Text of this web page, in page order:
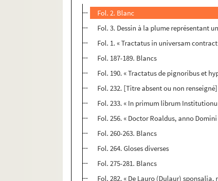
Fol. 2. Blanc
Fol. 3. Dessin à la plume représentant
Fol. 1. « Tractatus in universam
Fol. 187-189. Blancs
Fol. 190. « Tractatus de pignoribus et
Fol. 232. [Titre absent ou non renseigné]
Fol. 233. « In primum librum
Fol. 256. « Doctor Roaldus, anno Domini
Fol. 260-263. Blancs
Fol. 264. Gloses diverses
Fol. 275-281. Blancs
Fol. 282. « De Lauro (Dulaur) sponsalia,